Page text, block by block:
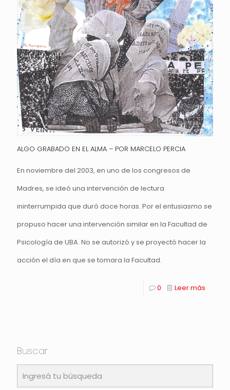
ALGO GRABADO EN EL ALMA – POR MARCELO PERCIA
En noviembre del 2003, en uno de los congresos de
Madres, se ideó una intervención de lectura
ininterrumpida que duró doce horas. Por el entusiasmo se
propuso hacer una intervención similar en la Facultad de
Psicología de UBA. No se autorizó y se proyectó hacer la
acción el día en que se tomara la Facultad.
0 Leer más
Buscar